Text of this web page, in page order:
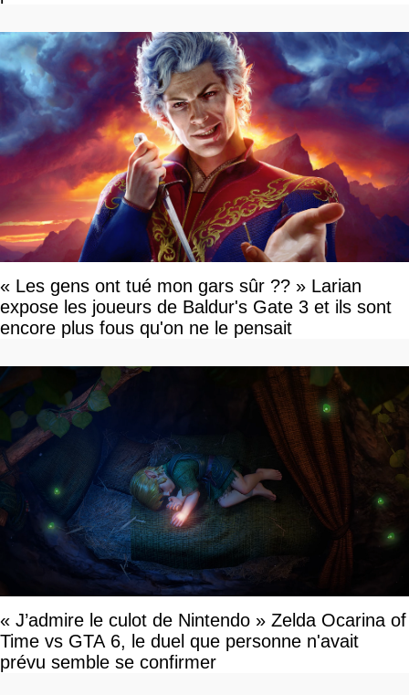
« Les gens ont tué mon gars sûr ?? » Larian
expose les joueurs de Baldur's Gate 3 et ils sont
encore plus fous qu'on ne le pensait
« J’admire le culot de Nintendo » Zelda Ocarina of
Time vs GTA 6, le duel que personne n'avait
prévu semble se confirmer